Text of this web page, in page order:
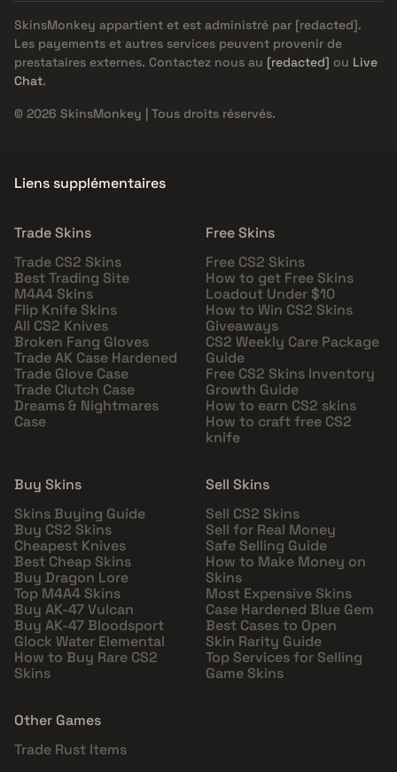
SkinsMonkey appartient et est administré par [redacted].
Les payements et autres services peuvent provenir de
prestataires externes. Contactez nous au [redacted] ou Live
Chat.
© 2026 SkinsMonkey | Tous droits réservés.
Liens supplémentaires
Trade Skins
Trade CS2 Skins
Best Trading Site
M4A4 Skins
Flip Knife Skins
All CS2 Knives
Broken Fang Gloves
Trade AK Case Hardened
Trade Glove Case
Trade Clutch Case
Dreams & Nightmares
Case
Free Skins
Free CS2 Skins
How to get Free Skins
Loadout Under $10
How to Win CS2 Skins
Giveaways
CS2 Weekly Care Package
Guide
Free CS2 Skins Inventory
Growth Guide
How to earn CS2 skins
How to craft free CS2
knife
Buy Skins
Skins Buying Guide
Buy CS2 Skins
Cheapest Knives
Best Cheap Skins
Buy Dragon Lore
Top M4A4 Skins
Buy AK-47 Vulcan
Buy AK-47 Bloodsport
Glock Water Elemental
How to Buy Rare CS2
Skins
Sell Skins
Sell CS2 Skins
Sell for Real Money
Safe Selling Guide
How to Make Money on
Skins
Most Expensive Skins
Case Hardened Blue Gem
Best Cases to Open
Skin Rarity Guide
Top Services for Selling
Game Skins
Other Games
Trade Rust Items